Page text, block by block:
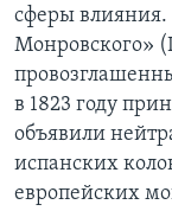
сферы
Монровского»
в 1823 году
объявили
испанских
европейских